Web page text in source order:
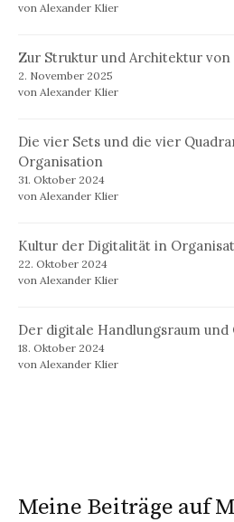
von Alexander Klier
Zur Struktur und Architektur
2. November 2025
von Alexander Klier
Die vier Sets und die vier
Organisation
31. Oktober 2024
von Alexander Klier
Kultur der Digitalität in
22. Oktober 2024
von Alexander Klier
Der digitale Handlungsraum
18. Oktober 2024
von Alexander Klier
Meine Beiträge auf